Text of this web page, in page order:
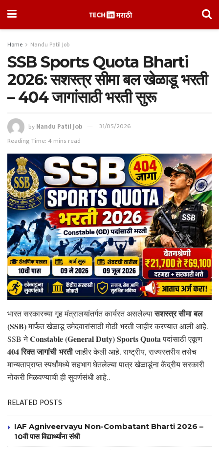
Home Nandu Patil Job
SSB Sports Quota Bharti
2026: सशस्त्र सीमा बल खेळाडू भरती
– 404 जागांसाठी भरती सुरू
byNandu Patil Job
31/05/2026
Reading Time: 4 mins read
भारत सरकारच्या गृह मंत्रालयांतर्गत कार्यरत असलेल्यासशस्त्र सीमा बल
(SSB)मार्फत खेळाडू उमेदवारांसाठी मोठी भरती जाहीर करण्यात आली आहे.
SSB नेConstable (General Duty) Sports Quotaपदांसाठी एकूण
404 रिक्त जागांची भरतीजाहीर केली आहे. राष्ट्रीय, राज्यस्तरीय तसेच
मान्यताप्राप्त स्पर्धांमध्ये सहभाग घेतलेल्या पात्र खेळाडूंना केंद्रीय सरकारी
नोकरी मिळवण्याची ही सुवर्णसंधी आहे..
RELATED POSTS
IAF Agniveervayu Non-Combatant Bharti 2026 –
10वी पास विद्यार्थ्यांना संधी